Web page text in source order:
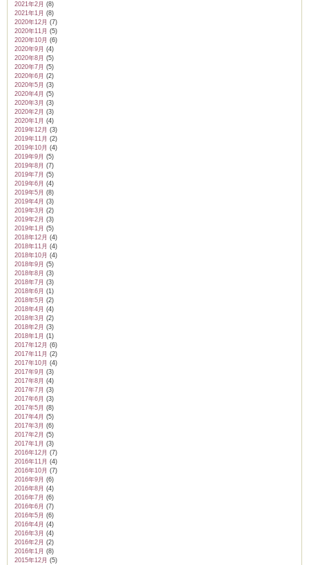
2021年2月 (8)
2021年1月 (8)
2020年12月 (7)
2020年11月 (5)
2020年10月 (6)
2020年9月 (4)
2020年8月 (5)
2020年7月 (5)
2020年6月 (2)
2020年5月 (3)
2020年4月 (5)
2020年3月 (3)
2020年2月 (3)
2020年1月 (4)
2019年12月 (3)
2019年11月 (2)
2019年10月 (4)
2019年9月 (5)
2019年8月 (7)
2019年7月 (5)
2019年6月 (4)
2019年5月 (8)
2019年4月 (3)
2019年3月 (2)
2019年2月 (3)
2019年1月 (5)
2018年12月 (4)
2018年11月 (4)
2018年10月 (4)
2018年9月 (5)
2018年8月 (3)
2018年7月 (3)
2018年6月 (1)
2018年5月 (2)
2018年4月 (4)
2018年3月 (2)
2018年2月 (3)
2018年1月 (1)
2017年12月 (6)
2017年11月 (2)
2017年10月 (4)
2017年9月 (3)
2017年8月 (4)
2017年7月 (3)
2017年6月 (3)
2017年5月 (8)
2017年4月 (5)
2017年3月 (6)
2017年2月 (5)
2017年1月 (3)
2016年12月 (7)
2016年11月 (4)
2016年10月 (7)
2016年9月 (6)
2016年8月 (4)
2016年7月 (6)
2016年6月 (7)
2016年5月 (6)
2016年4月 (4)
2016年3月 (4)
2016年2月 (2)
2016年1月 (8)
2015年12月 (5)